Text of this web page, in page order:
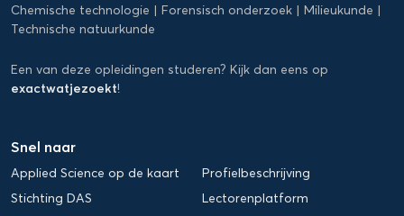
Chemische technologie
Forensisch onderzoek
Milieukunde
Technische natuurkunde
Een van deze opleidingen studeren? Kijk dan eens op
exactwatjezoekt!
Snel naar
Applied Science op de kaart
Profielbeschrijving
Stichting DAS
Lectorenplatform